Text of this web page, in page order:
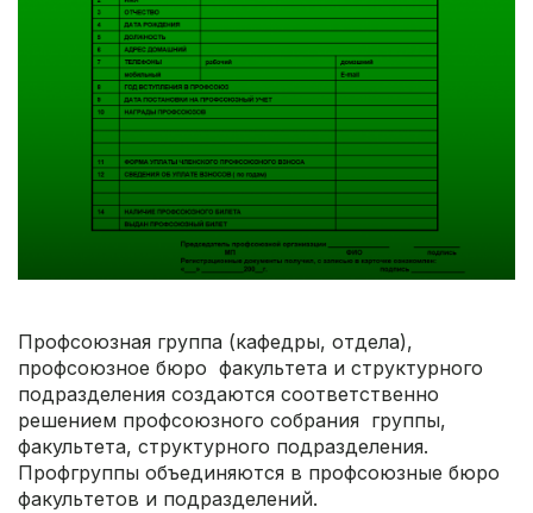
Профсоюзная группа (кафедры, отдела),
профсоюзное бюро факультета и структурного
подразделения создаются соответственно
решением профсоюзного собрания группы,
факультета, структурного подразделения.
Профгруппы объединяются в профсоюзные бюро
факультетов и подразделений.